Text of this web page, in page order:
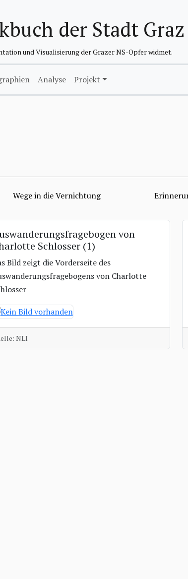
der Stadt Graz
und Visualisierung der Grazer NS-Opfer widmet.
Analyse Projekt
Wege in die Vernichtung
von
Schlosser (1)
Bild zeigt die Vorderseite des
von Charlotte
NLI